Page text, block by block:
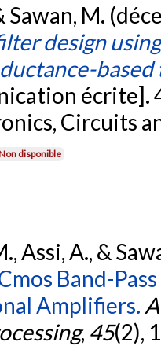
Sawan, M.
design
écrite].
Circuits
disponible
Assi, A., &
Band-
Amplifiers.
, 45(2),